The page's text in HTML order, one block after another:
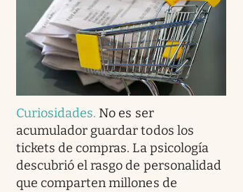
Curiosidades. No es ser
acumulador guardar todos los
tickets de compras. La psicología
descubrió el rasgo de personalidad
que comparten millones de